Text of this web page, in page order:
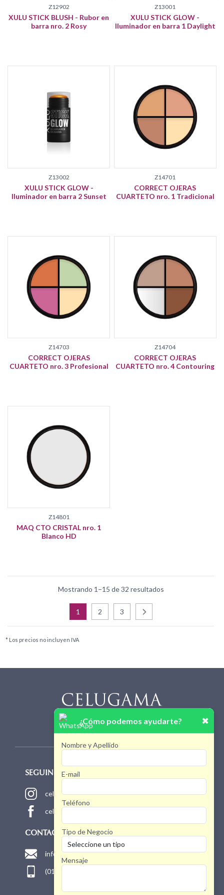
Z12902
XULU STICK BLUSH - Rubor en
barra nro. 2 Rosy
Z13001
XULU STICK GLOW -
Iluminador en barra 1 Daylight
Z13002
XULU STICK GLOW -
Iluminador en barra 2 Sunset
Z14701
CORRECT OJERAS
CUARTETO nro. 1 Tradicional
Z14703
CORRECT OJERAS
CUARTETO nro. 3 Profesional
Z14704
CORRECT OJERAS
CUARTETO nro. 4 Contouring
Z14801
MAQ CTO CRISTAL nro. 1
Blanco HD
Mostrando 1–15 de 32 resultados
1 2 3
* Los precios no incluyen IVA
SEGUINOS!
celugamaoficial
celugamaoficial
CONTACTO
info@celugama.com.ar
(011) 4768 1775
¿Cómo podemos ayudarte? ✖
Nombre y Apellido
E-mail
Teléfono
Tipo de Negocio
Mensaje